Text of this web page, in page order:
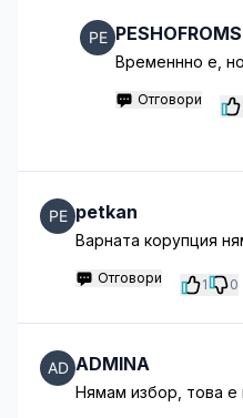
Временнно е,
Отговори
petkan
Варната корупция
Отговори 1 0
ADMINA
Нямам избор, това е